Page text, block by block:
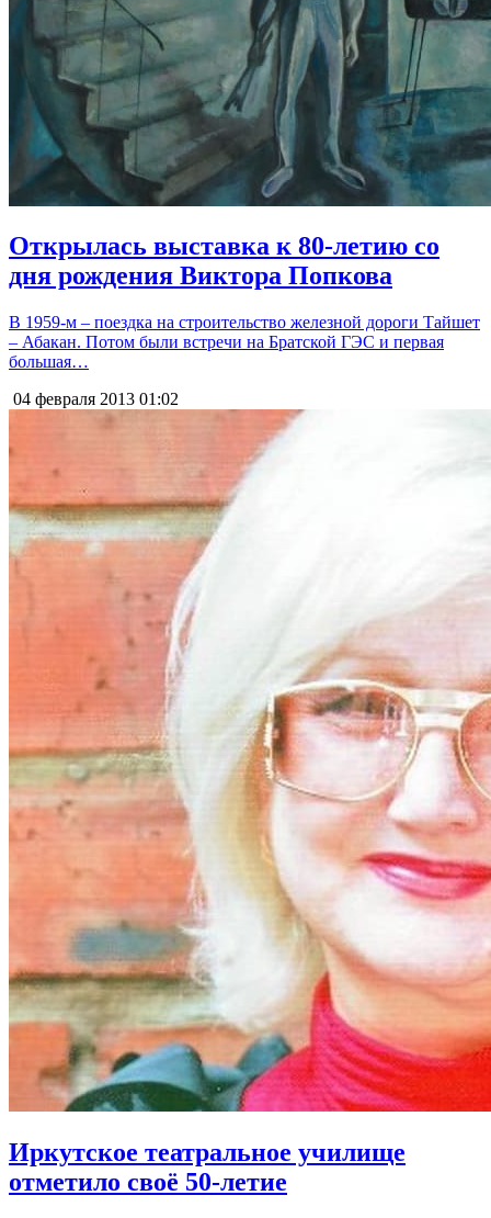
Открылась выставка к 80-летию со
дня рождения Виктора Попкова
В 1959-м – поездка на строительство железной дороги Тайшет
– Абакан. Потом были встречи на Братской ГЭС и первая
большая…
04 февраля 2013 01:02
Иркутское театральное училище
отметило своё 50-летие